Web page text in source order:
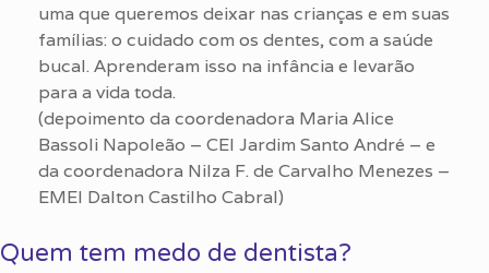
uma que queremos deixar nas crianças e em suas
famílias: o cuidado com os dentes, com a saúde
bucal. Aprenderam isso na infância e levarão
para a vida toda.
(depoimento da coordenadora Maria Alice
Bassoli Napoleão – CEI Jardim Santo André – e
da coordenadora Nilza F. de Carvalho Menezes –
EMEI Dalton Castilho Cabral)
Quem tem medo de dentista?